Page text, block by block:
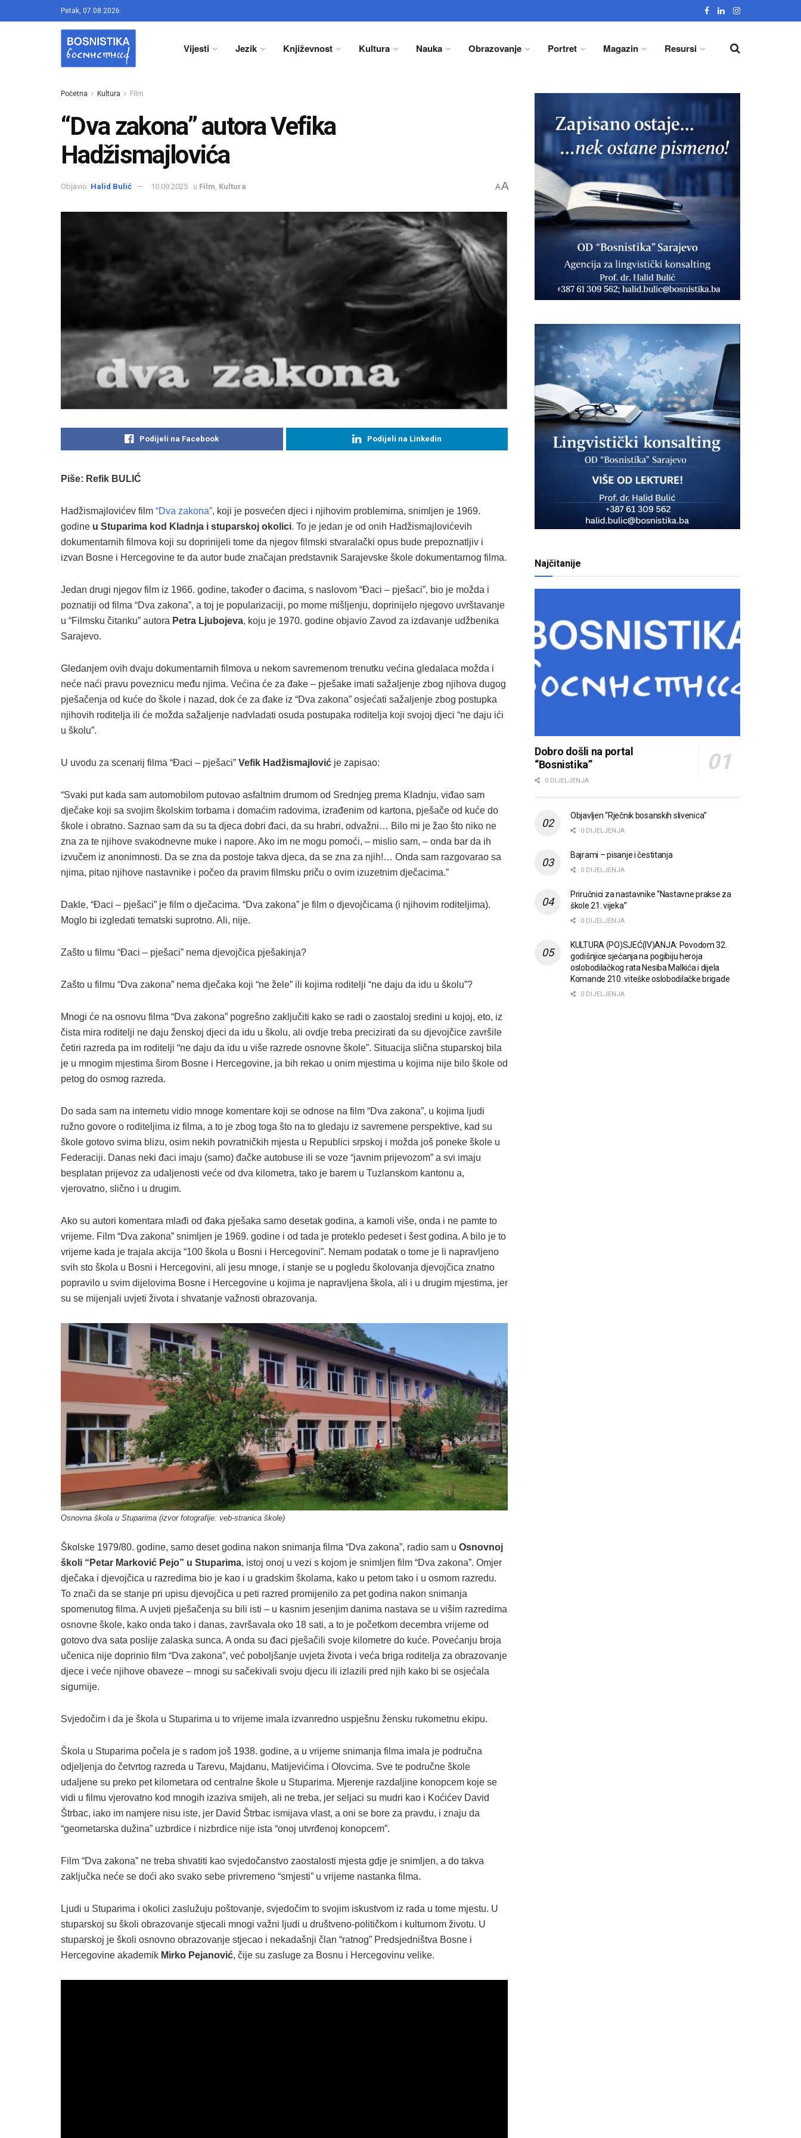
Petak, 07.08.2026.
Vijesti Jezik Književnost Kultura Nauka Obrazovanje Portret Magazin Resursi
Početna Kultura Film
“Dva zakona” autora Vefika
Hadžismajlovića
Objavio: Halid Bulić 10.09.2025 u Film Kultura AA
Podijeli na Facebook Podijeli na Linkedin
Piše: Refik BULIĆ
Hadžismajlovićev film “Dva zakona”, koji je posvećen djeci i njihovim problemima, snimljen je 1969.
godine u Stuparima kod Kladnja i stuparskoj okolici. To je jedan je od onih Hadžismajlovićevih
dokumentarnih filmova koji su doprinijeli tome da njegov filmski stvaralački opus bude prepoznatljiv i
izvan Bosne i Hercegovine te da autor bude značajan predstavnik Sarajevske škole dokumentarnog filma.
Jedan drugi njegov film iz 1966. godine, također o đacima, s naslovom “Đaci – pješaci”, bio je možda i
poznatiji od filma “Dva zakona”, a toj je popularizaciji, po mome mišljenju, doprinijelo njegovo uvrštavanje
u “Filmsku čitanku” autora Petra Ljubojeva, koju je 1970. godine objavio Zavod za izdavanje udžbenika
Sarajevo.
Gledanjem ovih dvaju dokumentarnih filmova u nekom savremenom trenutku većina gledalaca možda i
neće naći pravu poveznicu među njima. Većina će za đake – pješake imati sažaljenje zbog njihova dugog
pješačenja od kuće do škole i nazad, dok će za đake iz “Dva zakona” osjećati sažaljenje zbog postupka
njihovih roditelja ili će možda sažaljenje nadvladati osuda postupaka roditelja koji svojoj djeci “ne daju ići
u školu”.
U uvodu za scenarij filma “Đaci – pješaci” Vefik Hadžismajlović je zapisao:
“Svaki put kada sam automobilom putovao asfaltnim drumom od Srednjeg prema Kladnju, viđao sam
dječake koji sa svojim školskim torbama i domaćim radovima, izrađenim od kartona, pješače od kuće do
škole i obratno. Saznao sam da su ta djeca dobri đaci, da su hrabri, odvažni… Bilo mi je žao što niko ne
zna za te njihove svakodnevne muke i napore. Ako im ne mogu pomoći, – mislio sam, – onda bar da ih
izvučem iz anonimnosti. Da se zna da postoje takva djeca, da se zna za njih!… Onda sam razgovarao sa
njima, pitao njihove nastavnike i počeo da pravim filmsku priču o ovim izuzetnim dječacima.”
Dakle, “Đaci – pješaci” je film o dječacima. “Dva zakona” je film o djevojčicama (i njihovim roditeljima).
Moglo bi izgledati tematski suprotno. Ali, nije.
Zašto u filmu “Đaci – pješaci” nema djevojčica pješakinja?
Zašto u filmu “Dva zakona” nema dječaka koji “ne žele” ili kojima roditelji “ne daju da idu u školu”?
Mnogi će na osnovu filma “Dva zakona” pogrešno zaključiti kako se radi o zaostaloj sredini u kojoj, eto, iz
čista mira roditelji ne daju ženskoj djeci da idu u školu, ali ovdje treba precizirati da su djevojčice završile
četiri razreda pa im roditelji “ne daju da idu u više razrede osnovne škole”. Situacija slična stuparskoj bila
je u mnogim mjestima širom Bosne i Hercegovine, ja bih rekao u onim mjestima u kojima nije bilo škole od
petog do osmog razreda.
Do sada sam na internetu vidio mnoge komentare koji se odnose na film “Dva zakona”, u kojima ljudi
ružno govore o roditeljima iz filma, a to je zbog toga što na to gledaju iz savremene perspektive, kad su
škole gotovo svima blizu, osim nekih povratničkih mjesta u Republici srpskoj i možda još poneke škole u
Federaciji. Danas neki đaci imaju (samo) đačke autobuse ili se voze “javnim prijevozom” a svi imaju
besplatan prijevoz za udaljenosti veće od dva kilometra, tako je barem u Tuzlanskom kantonu a,
vjerovatno, slično i u drugim.
Ako su autori komentara mlađi od đaka pješaka samo desetak godina, a kamoli više, onda i ne pamte to
vrijeme. Film “Dva zakona” snimljen je 1969. godine i od tada je proteklo pedeset i šest godina. A bilo je to
vrijeme kada je trajala akcija “100 škola u Bosni i Hercegovini”. Nemam podatak o tome je li napravljeno
svih sto škola u Bosni i Hercegovini, ali jesu mnoge, i stanje se u pogledu školovanja djevojčica znatno
popravilo u svim dijelovima Bosne i Hercegovine u kojima je napravljena škola, ali i u drugim mjestima, jer
su se mijenjali uvjeti života i shvatanje važnosti obrazovanja.
Osnovna škola u Stuparima (izvor fotografije: veb-stranica škole)
Školske 1979/80. godine, samo deset godina nakon snimanja filma “Dva zakona”, radio sam u Osnovnoj
školi “Petar Marković Pejo” u Stuparima, istoj onoj u vezi s kojom je snimljen film “Dva zakona”. Omjer
dječaka i djevojčica u razredima bio je kao i u gradskim školama, kako u petom tako i u osmom razredu.
To znači da se stanje pri upisu djevojčica u peti razred promijenilo za pet godina nakon snimanja
spomenutog filma. A uvjeti pješačenja su bili isti – u kasnim jesenjim danima nastava se u višim razredima
osnovne škole, kako onda tako i danas, završavala oko 18 sati, a to je početkom decembra vrijeme od
gotovo dva sata poslije zalaska sunca. A onda su đaci pješačili svoje kilometre do kuće. Povećanju broja
učenica nije doprinio film “Dva zakona”, već poboljšanje uvjeta života i veća briga roditelja za obrazovanje
djece i veće njihove obaveze – mnogi su sačekivali svoju djecu ili izlazili pred njih kako bi se osjećala
sigurnije.
Svjedočim i da je škola u Stuparima u to vrijeme imala izvanredno uspješnu žensku rukometnu ekipu.
Škola u Stuparima počela je s radom još 1938. godine, a u vrijeme snimanja filma imala je područna
odjeljenja do četvrtog razreda u Tarevu, Majdanu, Matijevićima i Olovcima. Sve te područne škole
udaljene su preko pet kilometara od centralne škole u Stuparima. Mjerenje razdaljine konopcem koje se
vidi u filmu vjerovatno kod mnogih izaziva smijeh, ali ne treba, jer seljaci su mudri kao i Koćićev David
Štrbac, iako im namjere nisu iste, jer David Štrbac ismijava vlast, a oni se bore za pravdu, i znaju da
“geometarska dužina” uzbrdice i nizbrdice nije ista “onoj utvrđenoj konopcem”.
Film “Dva zakona” ne treba shvatiti kao svjedočanstvo zaostalosti mjesta gdje je snimljen, a do takva
zaključka neće se doći ako svako sebe privremeno “smjesti” u vrijeme nastanka filma.
Ljudi u Stuparima i okolici zaslužuju poštovanje, svjedočim to svojim iskustvom iz rada u tome mjestu. U
stuparskoj su školi obrazovanje stjecali mnogi važni ljudi u društveno-političkom i kulturnom životu. U
stuparskoj je školi osnovno obrazovanje stjecao i nekadašnji član “ratnog” Predsjedništva Bosne i
Hercegovine akademik Mirko Pejanović, čije su zasluge za Bosnu i Hercegovinu velike.
Najčitanije
Dobro došli na portal
“Bosnistika”
0 DIJELJENJA
Objavljen “Rječnik bosanskih slivenica”
0 DIJELJENJA
Bajrami – pisanje i čestitanja
0 DIJELJENJA
Priručnici za nastavnike “Nastavne prakse za
škole 21. vijeka”
0 DIJELJENJA
KULTURA (PO)SJEĆ(IV)ANJA: Povodom 32.
godišnjice sjećanja na pogibiju heroja
oslobodilačkog rata Nesiba Malkića i dijela
Komande 210. viteške oslobodilačke brigade
0 DIJELJENJA